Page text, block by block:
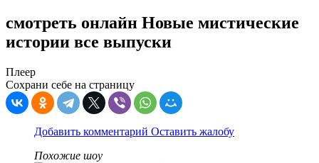
смотреть онлайн Новые мистические
истории все выпуски
Плеер
Сохрани себе на страницу
Добавить комментарий Оставить жалобу
Похожие шоу